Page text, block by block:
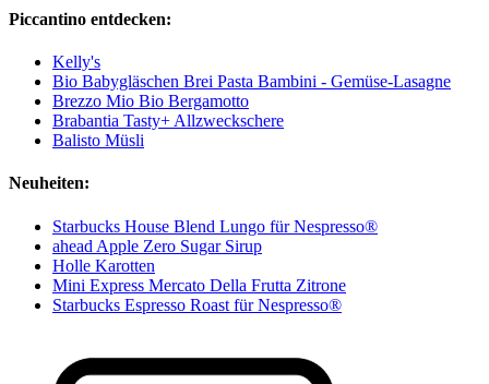
Piccantino entdecken:
Kelly's
Bio Babygläschen Brei Pasta Bambini - Gemüse-Lasagne
Brezzo Mio Bio Bergamotto
Brabantia Tasty+ Allzweckschere
Balisto Müsli
Neuheiten:
Starbucks House Blend Lungo für Nespresso®
ahead Apple Zero Sugar Sirup
Holle Karotten
Mini Express Mercato Della Frutta Zitrone
Starbucks Espresso Roast für Nespresso®